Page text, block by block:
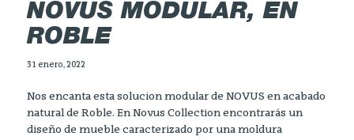
NOVUS MODULAR, EN
ROBLE
31 enero, 2022
Nos encanta esta solucion modular de NOVUS en acabado
natural de Roble. En Novus Collection encontrarás un
diseño de mueble caracterizado por una moldura